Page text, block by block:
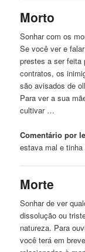
Morto
Sonhar com os
Se você ver e
prestes a ser feita
contratos, os
são avisados ​​de
Para ver a sua
cultivar …
Comentário por
estava mal e
Morte
Sonhar de ver
dissolução ou
natureza. Para
você terá em